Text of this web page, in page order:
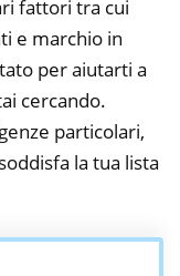
fattori tra cui
e marchio in
per aiutarti a
cercando.
particolari,
la tua lista